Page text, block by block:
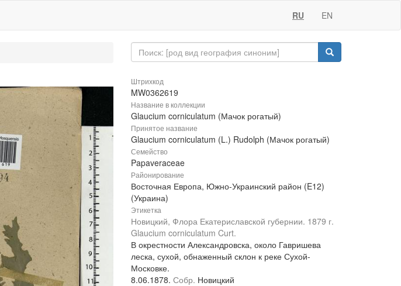
RU EN
Штрихкод
MW0362619
Название в коллекции
Glaucium corniculatum (Мачок рогатый)
Принятое название
Glaucium corniculatum (L.) Rudolph (Мачок рогатый)
Семейство
Papaveraceae
Районирование
Восточная Европа, Южно-Украинский район (E12)
(Украина)
Этикетка
Новицкий, Флора Екатериславской губернии. 1879 г.
Glaucium corniculatum Curt.
В окрестности Александровска, около Гавришева
леска, сухой, обнаженный склон к реке Сухой-
Московке.
8.06.1878. Собр. Новицкий